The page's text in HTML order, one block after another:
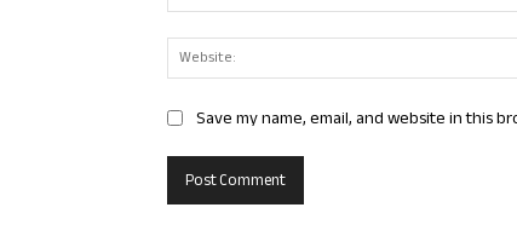
Save my name, email, and website in this